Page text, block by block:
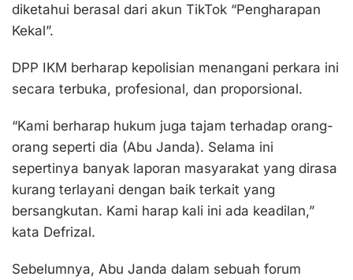
diketahui berasal dari akun TikTok “Pengharapan
Kekal”.
DPP IKM berharap kepolisian menangani perkara ini
secara terbuka, profesional, dan proporsional.
“Kami berharap hukum juga tajam terhadap orang-
orang seperti dia (Abu Janda). Selama ini
sepertinya banyak laporan masyarakat yang dirasa
kurang terlayani dengan baik terkait yang
bersangkutan. Kami harap kali ini ada keadilan,”
kata Defrizal.
Sebelumnya, Abu Janda dalam sebuah forum